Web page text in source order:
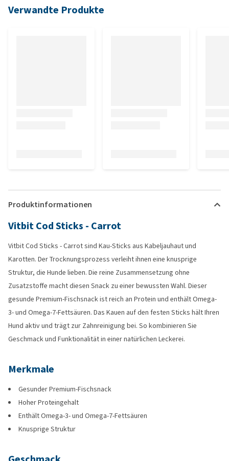
Verwandte Produkte
Produktinformationen
Vitbit Cod Sticks - Carrot
Vitbit Cod Sticks - Carrot sind Kau-Sticks aus Kabeljauhaut und
Karotten. Der Trocknungsprozess verleiht ihnen eine knusprige
Struktur, die Hunde lieben. Die reine Zusammensetzung ohne
Zusatzstoffe macht diesen Snack zu einer bewussten Wahl. Dieser
gesunde Premium-Fischsnack ist reich an Protein und enthält Omega-
3- und Omega-7-Fettsäuren. Das Kauen auf den festen Sticks hält Ihren
Hund aktiv und trägt zur Zahnreinigung bei. So kombinieren Sie
Geschmack und Funktionalität in einer natürlichen Leckerei.
Merkmale
Gesunder Premium-Fischsnack
Hoher Proteingehalt
Enthält Omega-3- und Omega-7-Fettsäuren
Knusprige Struktur